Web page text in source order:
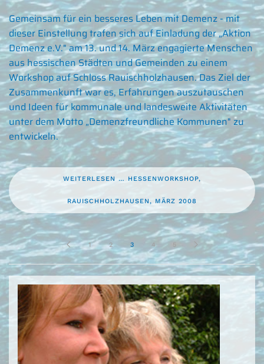
Gemeinsam für ein besseres Leben mit Demenz - mit
dieser Einstellung trafen sich auf Einladung der „Aktion
Demenz e.V." am 13. und 14. März engagierte Menschen
aus hessischen Städten und Gemeinden zu einem
Workshop auf Schloss Rauischholzhausen. Das Ziel der
Zusammenkunft war es, Erfahrungen auszutauschen
und Ideen für kommunale und landesweite Aktivitäten
unter dem Motto „Demenzfreundliche Kommunen" zu
entwickeln.
WEITERLESEN … HESSENWORKSHOP,
RAUISCHHOLZHAUSEN, MÄRZ 2008
1 2 3 4 5